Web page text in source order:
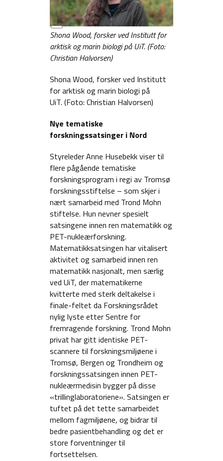
Lang
beskrivelse
Shona Wood, forsker ved Institutt for
arktisk og marin biologi på UiT. (Foto:
Christian Halvorsen)
Shona Wood, forsker ved Institutt
for arktisk og marin biologi på
UiT. (Foto: Christian Halvorsen)
Nye tematiske
forskningssatsinger i Nord
Styreleder Anne Husebekk viser til
flere pågående tematiske
forskningsprogram i regi av Tromsø
forskningsstiftelse – som skjer i
nært samarbeid med Trond Mohn
stiftelse. Hun nevner spesielt
satsingene innen ren matematikk og
PET-nukleærforskning.
Matematikksatsingen har vitalisert
aktivitet og samarbeid innen ren
matematikk nasjonalt, men særlig
ved UiT, der matematikerne
kvitterte med sterk deltakelse i
finale-feltet da Forskningsrådet
nylig lyste etter Sentre for
fremragende forskning. Trond Mohn
privat har gitt identiske PET-
scannere til forskningsmiljøene i
Tromsø, Bergen og Trondheim og
forskningssatsingen innen PET-
nukleærmedisin bygger på disse
«trillinglaboratoriene». Satsingen er
tuftet på det tette samarbeidet
mellom fagmiljøene, og bidrar til
bedre pasientbehandling og det er
store forventninger til
fortsettelsen.